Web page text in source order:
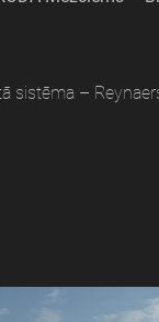
sistēma –